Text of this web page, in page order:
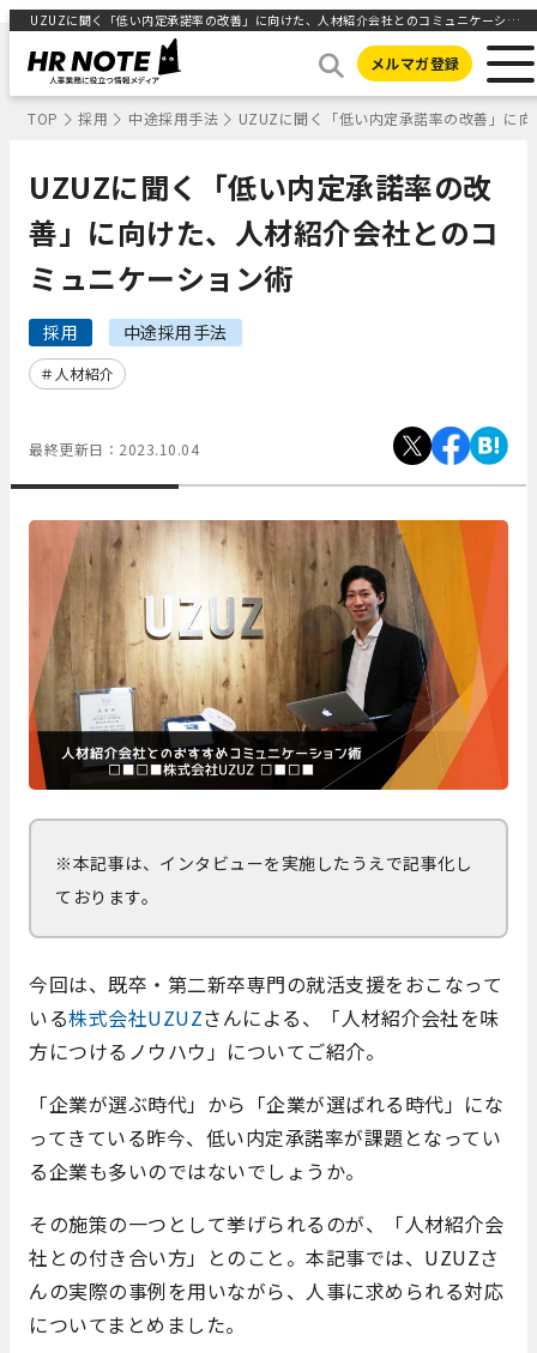
UZUZに聞く「低い内定承諾率の改善」に向けた、人材紹介会社とのコミュニケーション術 ｜HR NOTE
メルマガ登録
TOP 採用 中途採用手法 UZUZに聞く「低い内定承諾率の改善」に
UZUZに聞く「低い内定承諾率の改
善」に向けた、人材紹介会社とのコ
ミュニケーション術
採用 中途採用手法
人材紹介
最終更新日： 2023.10.04
※本記事は、インタビューを実施したうえで記事化し
ております。
今回は、既卒・第二新卒専門の就活支援をおこなって
いる株式会社UZUZさんによる、「人材紹介会社を味
方につけるノウハウ」についてご紹介。
「企業が選ぶ時代」から「企業が選ばれる時代」にな
ってきている昨今、低い内定承諾率が課題となってい
る企業も多いのではないでしょうか。
その施策の一つとして挙げられるのが、「人材紹介会
社との付き合い方」とのこと。本記事では、UZUZさ
んの実際の事例を用いながら、人事に求められる対応
についてまとめました。